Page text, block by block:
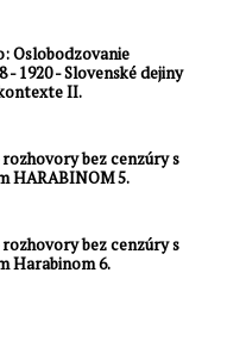
Oslobodzovanie
- 1920 - Slovenské dejiny
II.
rozhovory bez cenzúry s
HARABINOM 5.
rozhovory bez cenzúry s
Harabinom 6.